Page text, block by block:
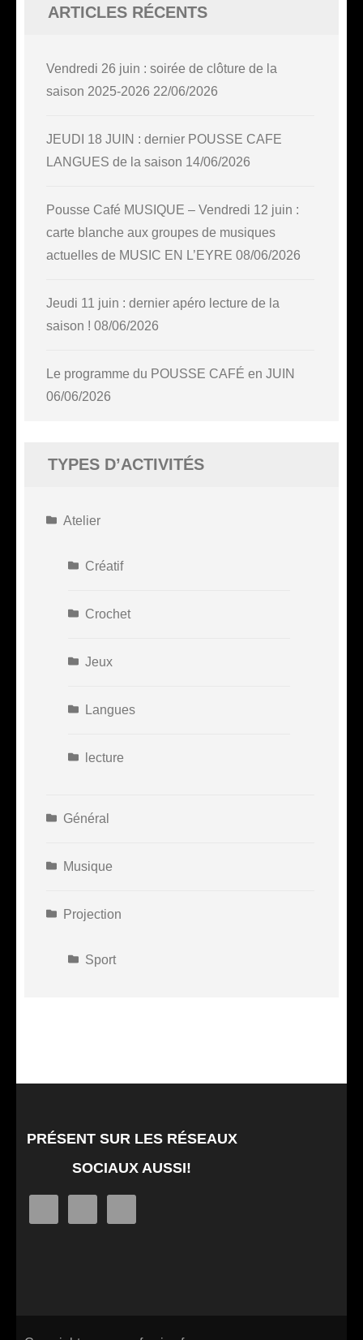
ARTICLES RÉCENTS
Vendredi 26 juin : soirée de clôture de la
saison 2025-2026 22/06/2026
JEUDI 18 JUIN : dernier POUSSE CAFE
LANGUES de la saison 14/06/2026
Pousse Café MUSIQUE – Vendredi 12 juin :
carte blanche aux groupes de musiques
actuelles de MUSIC EN L’EYRE 08/06/2026
Jeudi 11 juin : dernier apéro lecture de la
saison ! 08/06/2026
Le programme du POUSSE CAFÉ en JUIN
06/06/2026
TYPES D’ACTIVITÉS
Atelier
Créatif
Crochet
Jeux
Langues
lecture
Général
Musique
Projection
Sport
PRÉSENT SUR LES RÉSEAUX
SOCIAUX AUSSI!